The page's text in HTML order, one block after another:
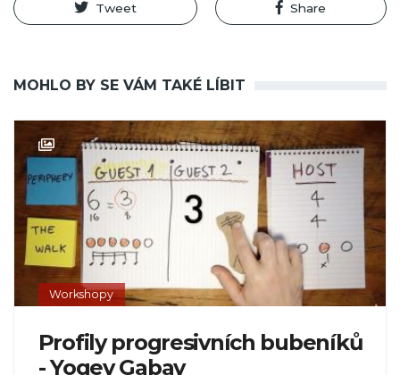
Tweet Share
MOHLO BY SE VÁM TAKÉ LÍBIT
Workshopy
Profily progresivních bubeníků
- Yogev Gabay